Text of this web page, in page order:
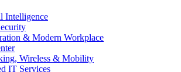
Intelligence
& Modern Workplace
Wireless & Mobility
IT Services